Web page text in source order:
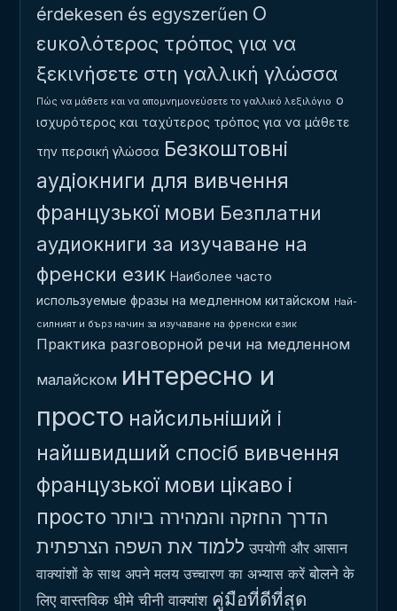
érdekesen és egyszerűen Ο
ευκολότερος τρόπος για να
ξεκινήσετε στη γαλλική γλώσσα
Πώς να μάθετε και να απομνημονεύσετε το γαλλικό λεξιλόγιο ο
ισχυρότερος και ταχύτερος τρόπος για να μάθετε
την περσική γλώσσα Безкоштовні
аудіокниги для вивчення
французької мови Безплатни
аудиокниги за изучаване на
френски език Наиболее часто
используемые фразы на медленном китайском Най-
силният и бърз начин за изучаване на френски език
Практика разговорной речи на медленном
малайском интересно и
просто найсильніший і
найшвидший спосіб вивчення
французької мови цікаво і
просто הדרך החזקה והמהירה ביותר
ללמוד את השפה הצרפתית उपयोगी और आसान
वाक्यांशों के साथ अपने मलय उच्चारण का अभ्यास करें बोलने के
लिए वास्तविक धीमे चीनी वाक्यांश คู่มือที่ดีที่สุด